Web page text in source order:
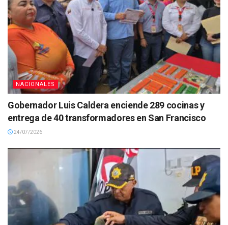
NACIONALES
Gobernador Luis Caldera enciende 289 cocinas y
entrega de 40 transformadores en San Francisco
24/07/2026